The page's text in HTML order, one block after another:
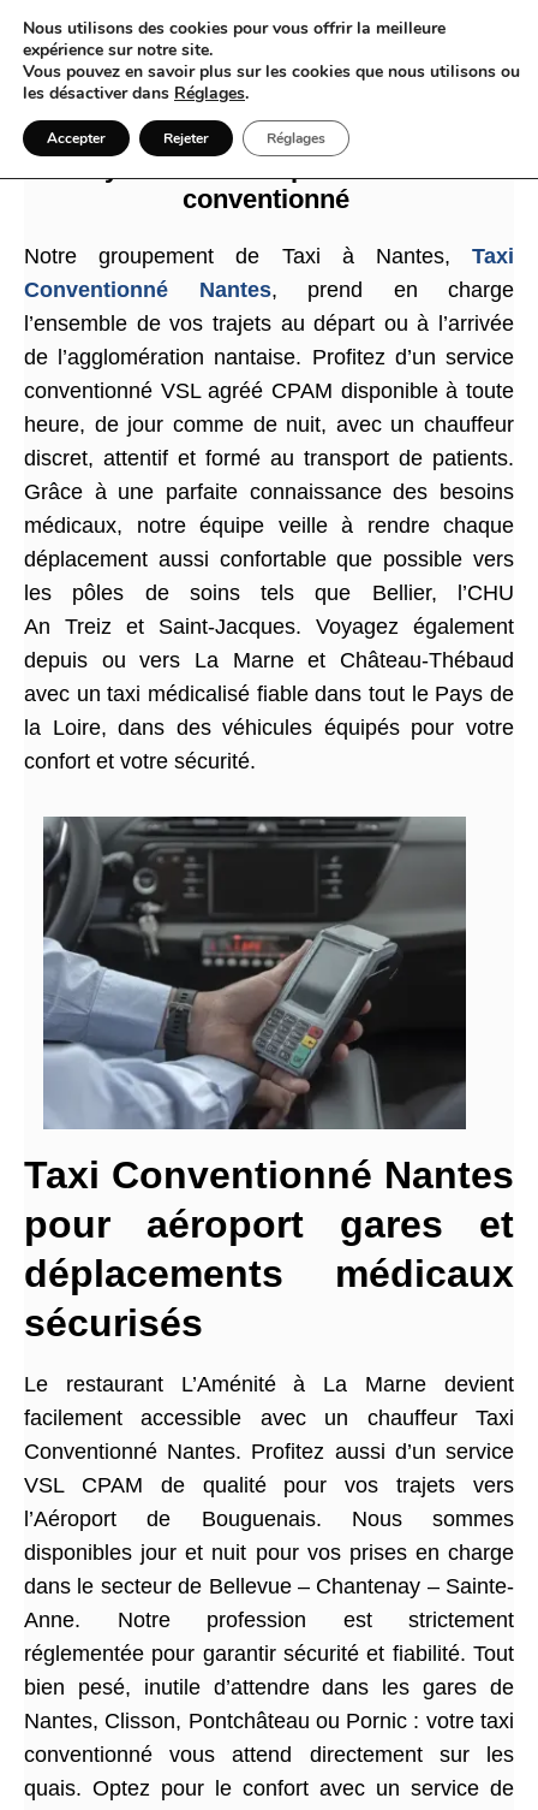
Quand Taxi et Nantes s’entrelacent au
conventionné
Notre groupement de Taxi à Nantes, Taxi
Conventionné Nantes, prend en charge
l’ensemble de vos trajets au départ ou à l’arrivée
de l’agglomération nantaise. Profitez d’un service
conventionné VSL agréé CPAM disponible à toute
heure, de jour comme de nuit, avec un chauffeur
discret, attentif et formé au transport de patients.
Grâce à une parfaite connaissance des besoins
médicaux, notre équipe veille à rendre chaque
déplacement aussi confortable que possible vers
les pôles de soins tels que Bellier, l’CHU
An Treiz et Saint-Jacques. Voyagez également
depuis ou vers La Marne et Château-Thébaud
avec un taxi médicalisé fiable dans tout le Pays de
la Loire, dans des véhicules équipés pour votre
confort et votre sécurité.
Taxi Conventionné Nantes
pour aéroport gares et
déplacements médicaux
sécurisés
Le restaurant L’Aménité à La Marne devient
facilement accessible avec un chauffeur Taxi
Conventionné Nantes. Profitez aussi d’un service
VSL CPAM de qualité pour vos trajets vers
l’Aéroport de Bouguenais. Nous sommes
disponibles jour et nuit pour vos prises en charge
dans le secteur de Bellevue – Chantenay – Sainte-
Anne. Notre profession est strictement
réglementée pour garantir sécurité et fiabilité. Tout
bien pesé, inutile d’attendre dans les gares de
Nantes, Clisson, Pontchâteau ou Pornic : votre taxi
conventionné vous attend directement sur les
quais. Optez pour le confort avec un service de
Nous utilisons des cookies pour vous offrir la meilleure
expérience sur notre site.
Vous pouvez en savoir plus sur les cookies que nous utilisons ou
les désactiver dans Réglages.
Accepter Rejeter Réglages